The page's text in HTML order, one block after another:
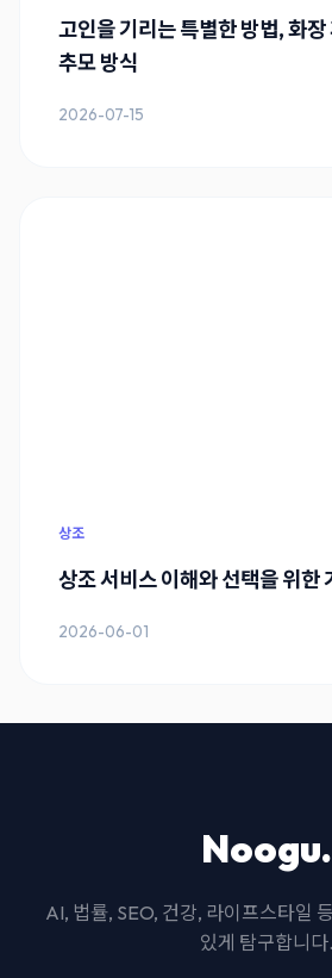
고인을 기리는 특별한 방법, 화
추모 방식
2026-07-15
상조
상조 서비스 이해와 선택을 위한
2026-06-01
Noogu.
AI, 법률, SEO, 건강, 라이프스타일
있게 탐구합니다.